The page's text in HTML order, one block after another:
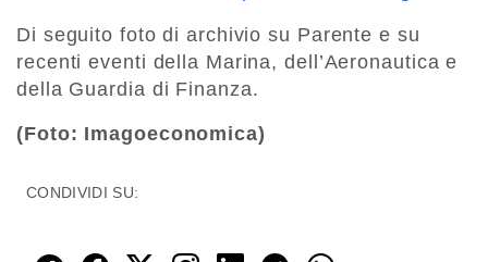
Di seguito foto di archivio su Parente e su
recenti eventi della Marina, dell’Aeronautica e
della Guardia di Finanza.
(Foto: Imagoeconomica)
CONDIVIDI SU: